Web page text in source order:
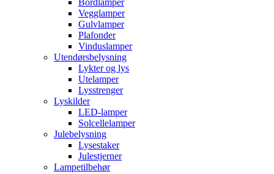
Bordlamper
Vegglamper
Gulvlamper
Plafonder
Vinduslamper
Utendørsbelysning
Lykter og lys
Utelamper
Lysstrenger
Lyskilder
LED-lamper
Solcellelamper
Julebelysning
Lysestaker
Julestjerner
Lampetilbehør